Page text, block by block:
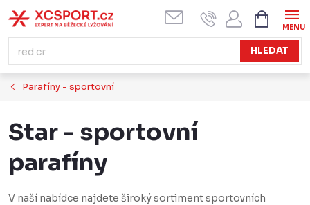
na
obsah
HLEDAT
KOŠÍK
Parafíny - sportovní
Star - sportovní
parafíny
V naší nabídce najdete široký sortiment sportovních